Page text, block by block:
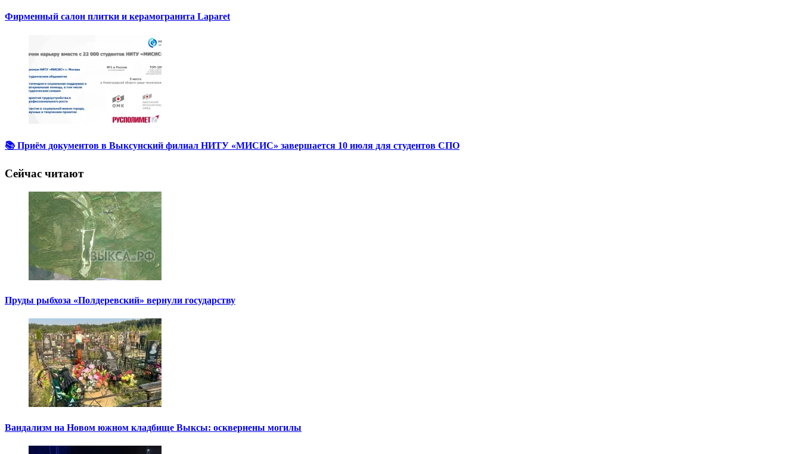
Фирменный салон плитки и керамогранита Laparet
📚 Приём документов в Выксунский филиал НИТУ «МИСИС» завершается 10 июля для студентов СПО
Сейчас читают
Пруды рыбхоза «Полдеревский» вернули государству
Вандализм на Новом южном кладбище Выксы: осквернены могилы